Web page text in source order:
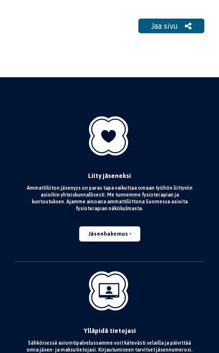
Jaa sivu
Liity jäseneksi
Ammattiliiton jäsenyys on paras tapa vaikuttaa omaan työhön liittyviin
asioihin yhteiskunnallisesti. Me tunnemme fysioterapian ja
kuntoutuksen. Ajamme ainoana ammattiliittona Suomessa asioita
fysioterapian näkökulmasta.
Jäsenhakemus
Ylläpidä tietojasi
Sähköisessä asiointipalvelussamme voit kätevästi selailla ja päivittää
omia jäsen- ja maksutietojasi. Kirjautumiseen tarvitset jäsennumerosi.